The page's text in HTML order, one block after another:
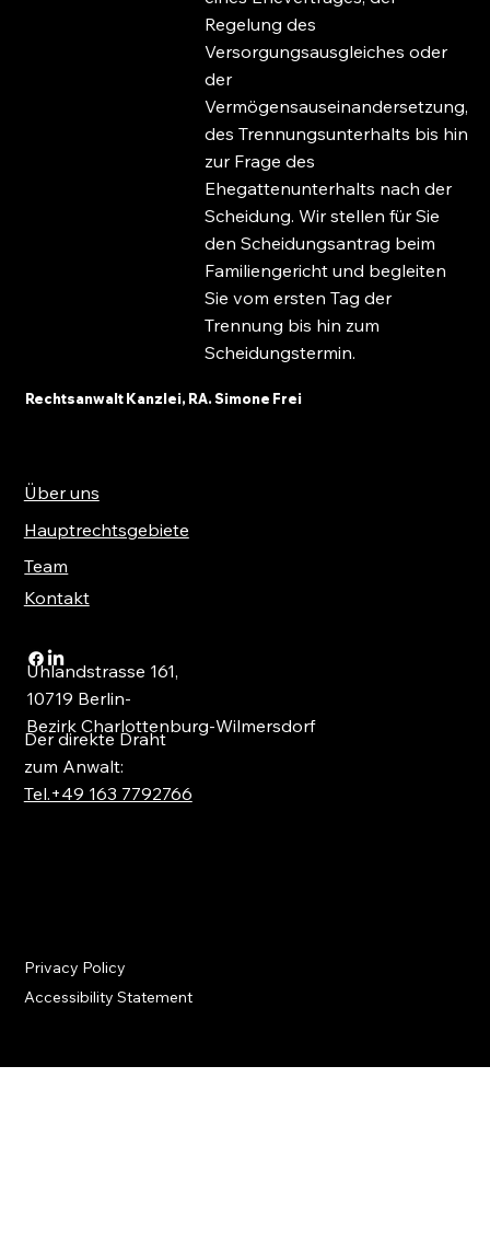
Regelung des
Versorgungsausgleiches oder
der
Vermögensauseinandersetzung,
des Trennungsunterhalts bis hin
zur Frage des
Ehegattenunterhalts nach der
Scheidung. Wir stellen für Sie
den Scheidungsantrag beim
Familiengericht und begleiten
Sie vom ersten Tag der
Trennung bis hin zum
Scheidungstermin.
Rechtsanwalt Kanzlei, RA. Simone Frei
Über uns
Hauptrechtsgebiete
Team
Kontakt
Der direkte Draht
zum Anwalt:
Tel.+49 163 7792766
Uhlandstrasse 161,
10719 Berlin-
Bezirk Charlottenburg-Wilmersdorf
Privacy Policy
Accessibility Statement